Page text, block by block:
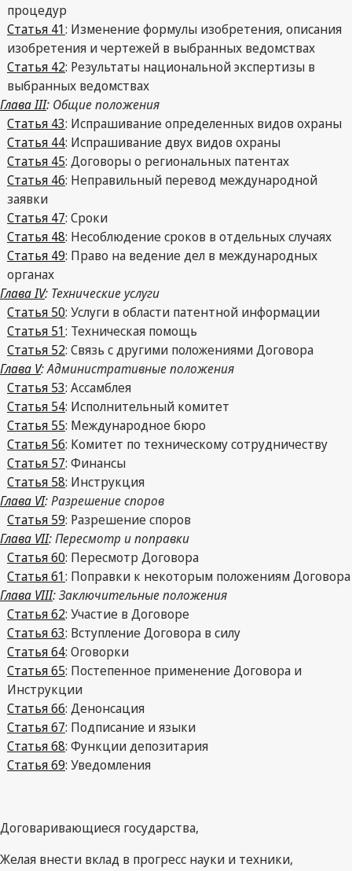
процедур
Статья 41: Изменение формулы изобретения, описания
изобретения и чертежей в выбранных ведомствах
Статья 42: Результаты национальной экспертизы в
выбранных ведомствах
Глава III: Общие положения
Статья 43: Испрашивание определенных видов охраны
Статья 44: Испрашивание двух видов охраны
Статья 45: Договоры о региональных патентах
Статья 46: Неправильный перевод международной
заявки
Статья 47: Сроки
Статья 48: Несоблюдение сроков в отдельных случаях
Статья 49: Право на ведение дел в международных
органах
Глава IV: Технические услуги
Статья 50: Услуги в области патентной информации
Статья 51: Техническая помощь
Статья 52: Связь с другими положениями Договора
Глава V: Административные положения
Статья 53: Ассамблея
Статья 54: Исполнительный комитет
Статья 55: Международное бюро
Статья 56: Комитет по техническому сотрудничеству
Статья 57: Финансы
Статья 58: Инструкция
Глава VI: Разрешение споров
Статья 59: Разрешение споров
Глава VII: Пересмотр и поправки
Статья 60: Пересмотр Договора
Статья 61: Поправки к некоторым положениям Договора
Глава VIII: Заключительные положения
Статья 62: Участие в Договоре
Статья 63: Вступление Договора в силу
Статья 64: Оговорки
Статья 65: Постепенное применение Договора и
Инструкции
Статья 66: Денонсация
Статья 67: Подписание и языки
Статья 68: Функции депозитария
Статья 69: Уведомления
Договаривающиеся государства,
Желая внести вклад в прогресс науки и техники,